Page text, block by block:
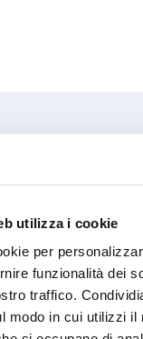
utilizza i cookie
per
funzionalità dei
traffico.
modo in cui utilizzi il
le
e il nostro team si